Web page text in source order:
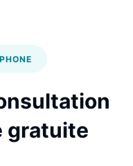
gratuite